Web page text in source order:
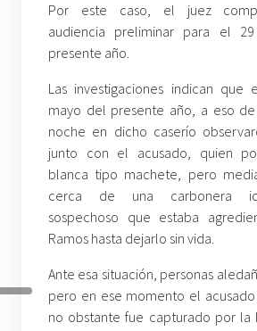
Por este caso, el juez
audiencia preliminar para el
presente año.
Las investigaciones indican que
mayo del presente año, a eso
noche en dicho caserío
junto con el acusado, quien
blanca tipo machete, pero
cerca de una carbonera
sospechoso que estaba
Ramos hasta dejarlo sin vida.
Ante esa situación, personas
pero en ese momento el
no obstante fue capturado por la